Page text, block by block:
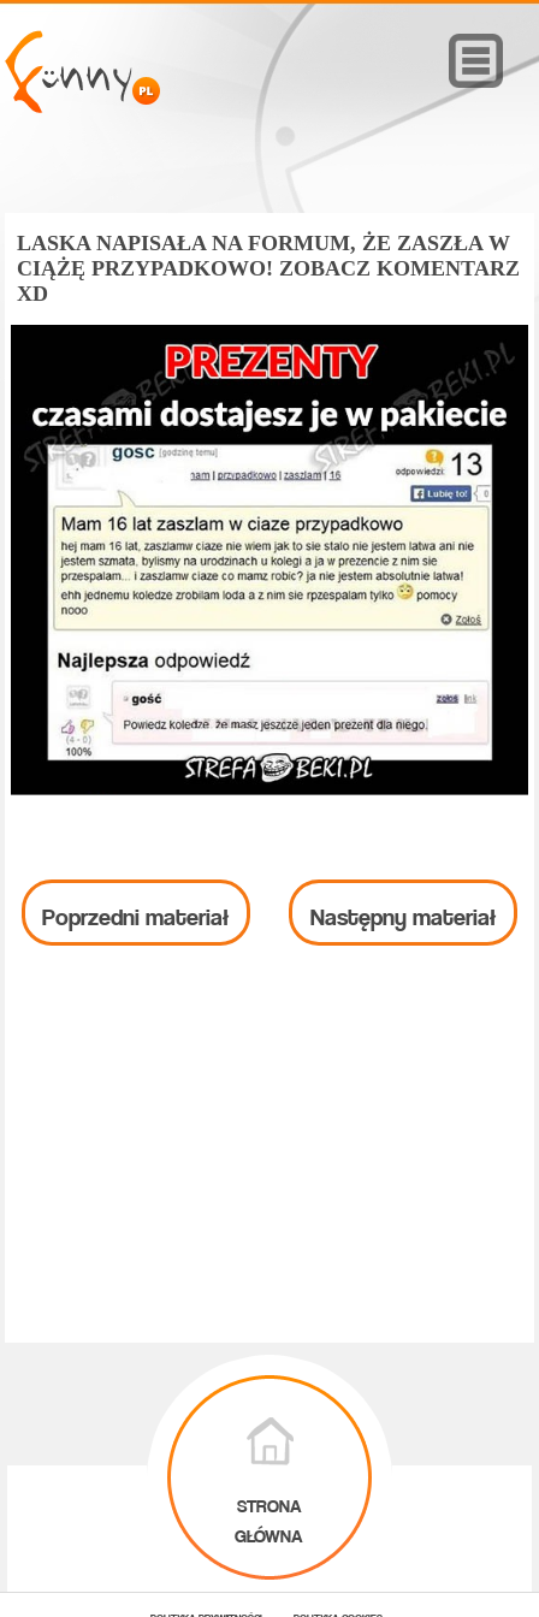
LASKA NAPISAŁA NA FORMUM, ŻE ZASZŁA W
CIĄŻĘ PRZYPADKOWO! ZOBACZ KOMENTARZ
XD
Poprzedni materiał Następny materiał
STRONA
GŁÓWNA